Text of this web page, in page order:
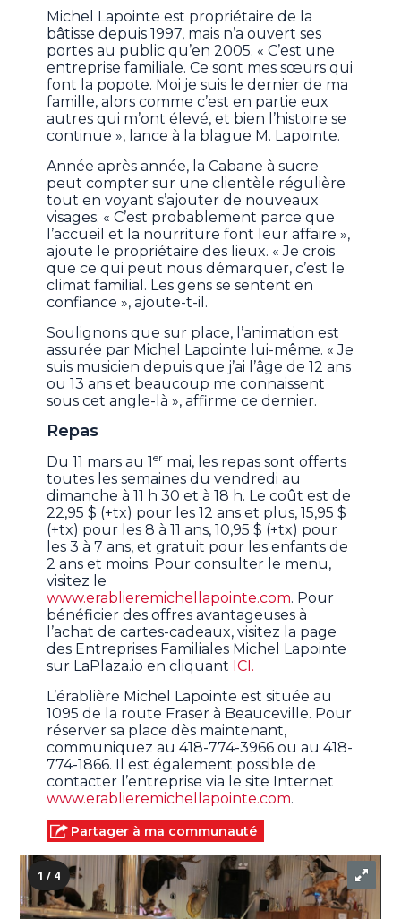
Michel Lapointe est propriétaire de la
bâtisse depuis 1997, mais n’a ouvert ses
portes au public qu’en 2005. « C’est une
entreprise familiale. Ce sont mes sœurs qui
font la popote. Moi je suis le dernier de ma
famille, alors comme c’est en partie eux
autres qui m’ont élevé, et bien l’histoire se
continue », lance à la blague M. Lapointe.
Année après année, la Cabane à sucre
peut compter sur une clientèle régulière
tout en voyant s’ajouter de nouveaux
visages. « C’est probablement parce que
l’accueil et la nourriture font leur affaire »,
ajoute le propriétaire des lieux. « Je crois
que ce qui peut nous démarquer, c’est le
climat familial. Les gens se sentent en
confiance », ajoute-t-il.
Soulignons que sur place, l’animation est
assurée par Michel Lapointe lui-même. « Je
suis musicien depuis que j’ai l’âge de 12 ans
ou 13 ans et beaucoup me connaissent
sous cet angle-là », affirme ce dernier.
Repas
Du 11 mars au 1er mai, les repas sont offerts
toutes les semaines du vendredi au
dimanche à 11 h 30 et à 18 h. Le coût est de
22,95 $ (+tx) pour les 12 ans et plus, 15,95 $
(+tx) pour les 8 à 11 ans, 10,95 $ (+tx) pour
les 3 à 7 ans, et gratuit pour les enfants de
2 ans et moins. Pour consulter le menu,
visitez le
www.erablieremichellapointe.com. Pour
bénéficier des offres avantageuses à
l’achat de cartes-cadeaux, visitez la page
des Entreprises Familiales Michel Lapointe
sur LaPlaza.io en cliquant ICI.
L’érablière Michel Lapointe est située au
1095 de la route Fraser à Beauceville. Pour
réserver sa place dès maintenant,
communiquez au 418-774-3966 ou au 418-
774-1866. Il est également possible de
contacter l’entreprise via le site Internet
www.erablieremichellapointe.com.
Partager à ma communauté
1 / 4